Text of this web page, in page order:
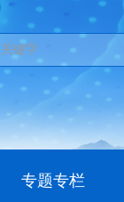
专题专栏